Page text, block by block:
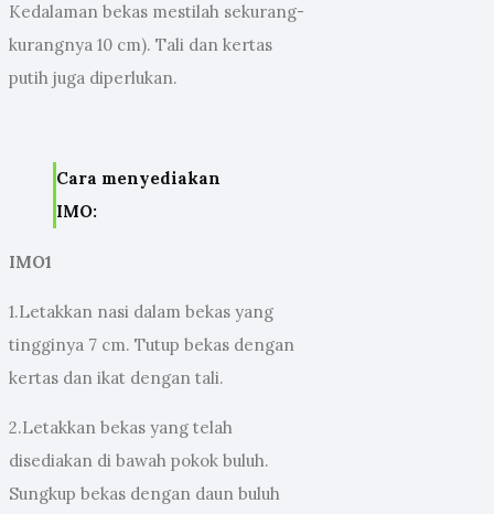
Kedalaman bekas mestilah sekurang-
kurangnya 10 cm). Tali dan kertas
putih juga diperlukan.
Cara menyediakan
IMO:
IMO1
1.Letakkan nasi dalam bekas yang
tingginya 7 cm. Tutup bekas dengan
kertas dan ikat dengan tali.
2.Letakkan bekas yang telah
disediakan di bawah pokok buluh.
Sungkup bekas dengan daun buluh